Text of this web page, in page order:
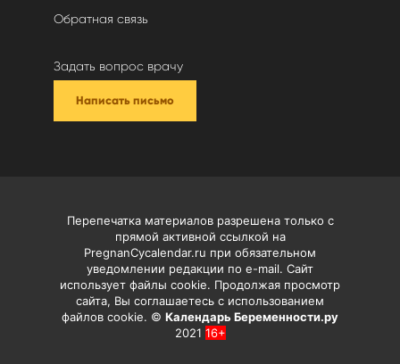
Обратная связь
Задать вопрос врачу
Написать письмо
Перепечатка материалов разрешена только с
прямой активной ссылкой на
PregnanCycalendar.ru при обязательном
уведомлении редакции по e-mail. Сайт
использует файлы cookie. Продолжая просмотр
сайта, Вы соглашаетесь с использованием
файлов cookie. © Календарь Беременности.ру
2021 16+